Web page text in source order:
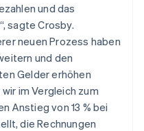
und das
sagte Crosby.
neuen Prozess haben
und den
Gelder erhöhen
im Vergleich zum
Anstieg von 13 % bei
die Rechnungen